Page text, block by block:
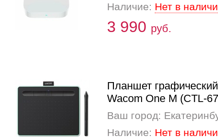
Наличие: Нет в
3 990 руб.
Планшет графический
Wacom One M (CTL-
Ваш город:
Наличие: Нет в